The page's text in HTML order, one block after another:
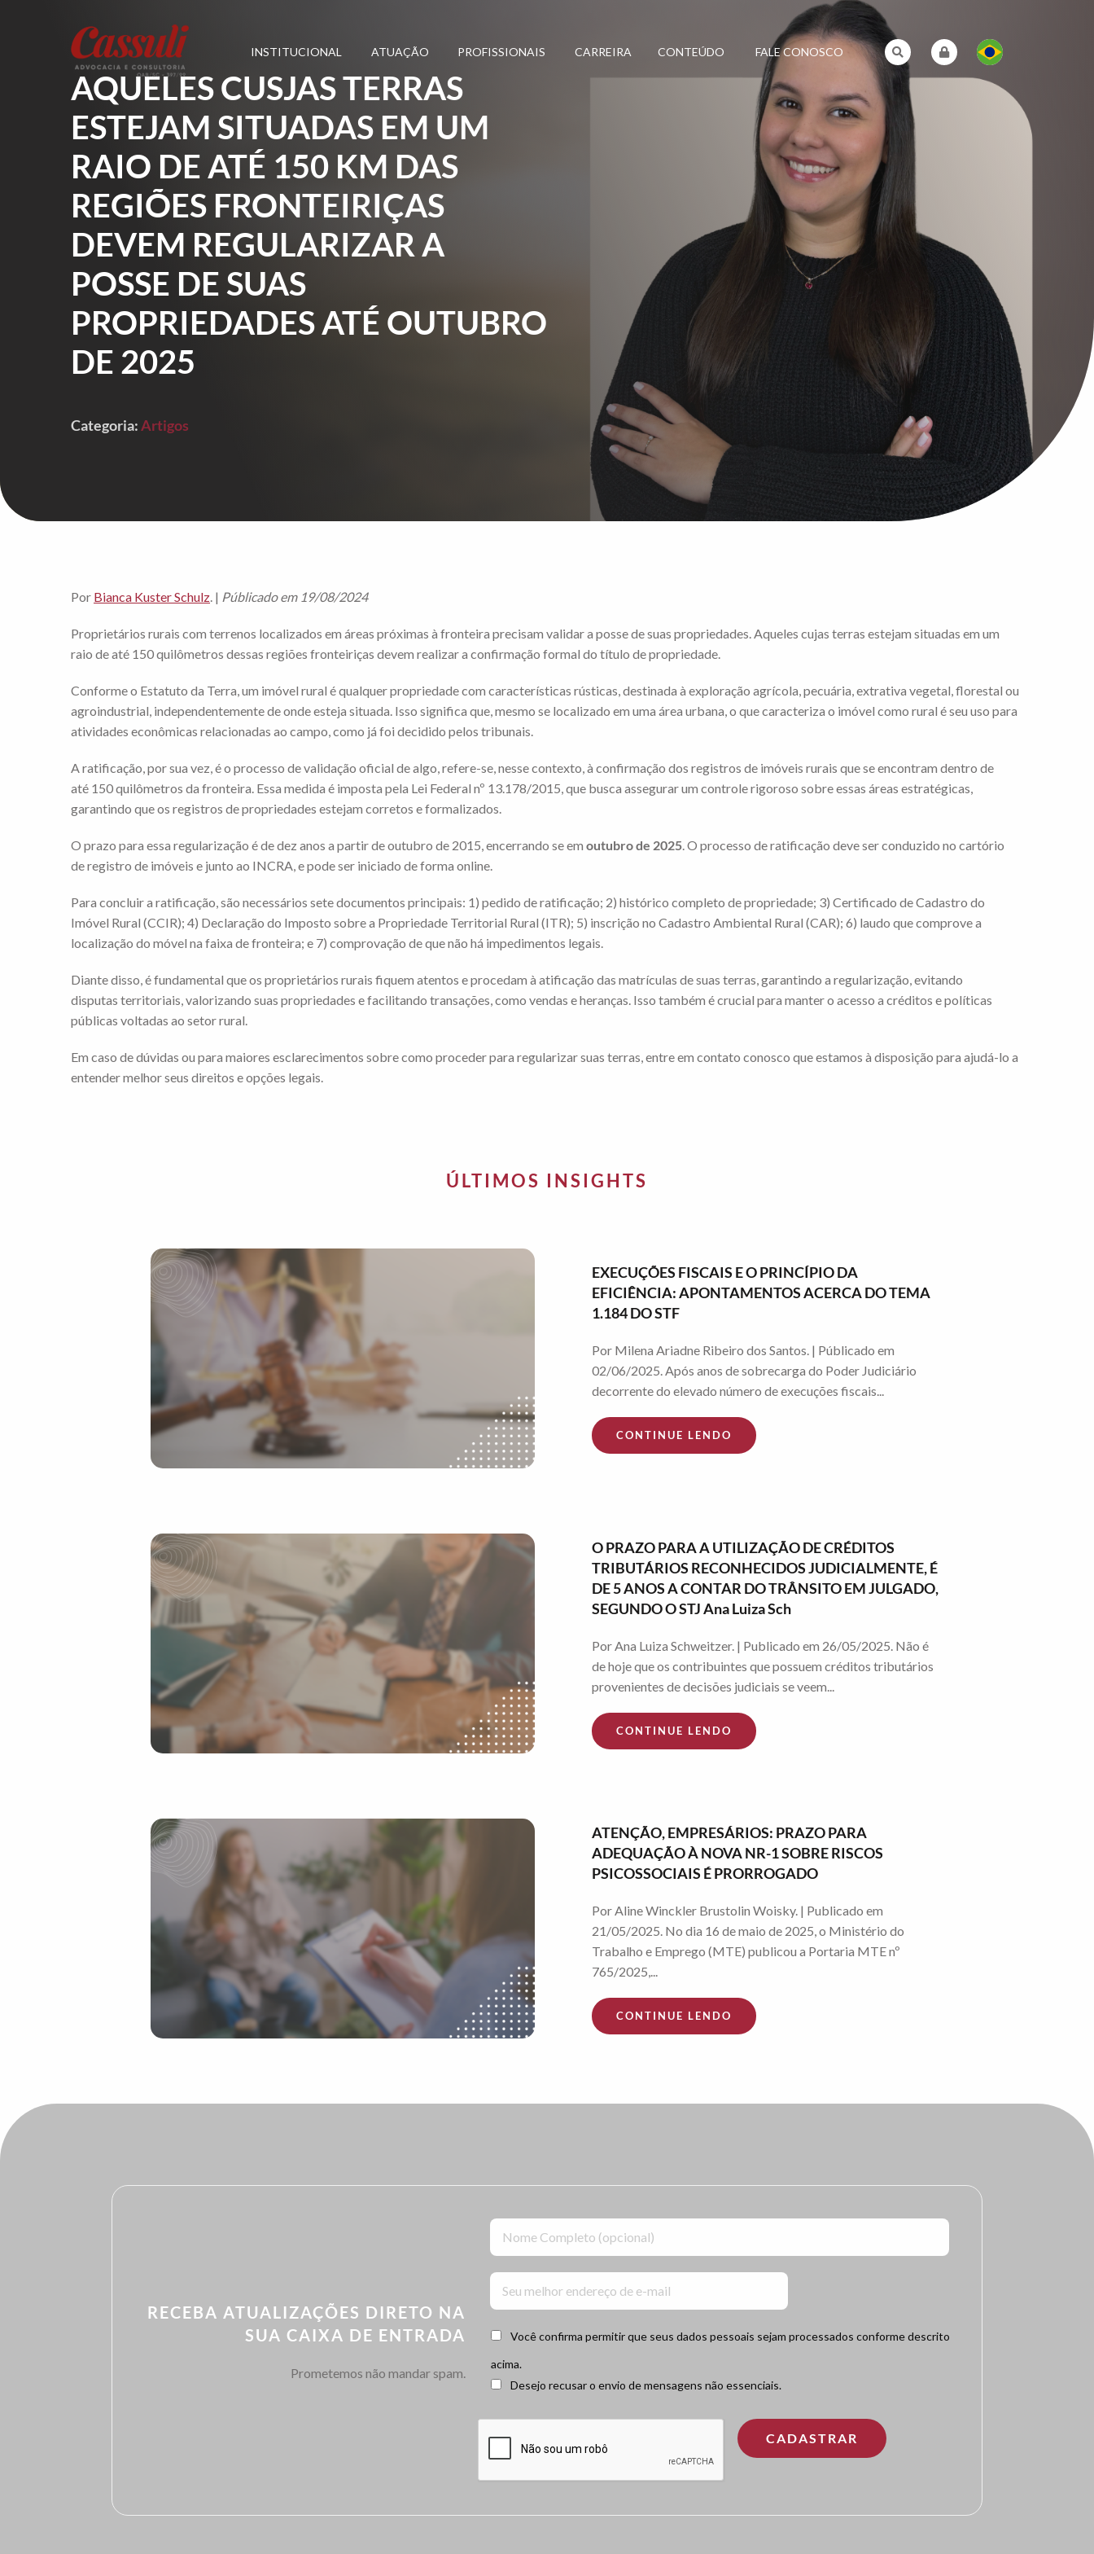
INSTITUCIONAL ATUAÇÃO PROFISSIONAIS CARREIRA CONTEÚDO FALE CONOSCO
AQUELES CUSJAS TERRAS
ESTEJAM SITUADAS EM UM
RAIO DE ATÉ 150 KM DAS
REGIÕES FRONTEIRIÇAS
DEVEM REGULARIZAR A
POSSE DE SUAS
PROPRIEDADES ATÉ OUTUBRO
DE 2025
Categoria:Artigos
Por Bianca Kuster Schulz. | Públicado em 19/08/2024
Proprietários rurais com terrenos localizados em áreas próximas à fronteira precisam validar a posse de suas propriedades. Aqueles cujas terras estejam situadas em um
raio de até 150 quilômetros dessas regiões fronteiriças devem realizar a confirmação formal do título de propriedade.
Conforme o Estatuto da Terra, um imóvel rural é qualquer propriedade com características rústicas, destinada à exploração agrícola, pecuária, extrativa vegetal, florestal ou
agroindustrial, independentemente de onde esteja situada. Isso significa que, mesmo se localizado em uma área urbana, o que caracteriza o imóvel como rural é seu uso para
atividades econômicas relacionadas ao campo, como já foi decidido pelos tribunais.
A ratificação, por sua vez, é o processo de validação oficial de algo, refere-se, nesse contexto, à confirmação dos registros de imóveis rurais que se encontram dentro de
até 150 quilômetros da fronteira. Essa medida é imposta pela Lei Federal nº 13.178/2015, que busca assegurar um controle rigoroso sobre essas áreas estratégicas,
garantindo que os registros de propriedades estejam corretos e formalizados.
O prazo para essa regularização é de dez anos a partir de outubro de 2015, encerrando se em outubro de 2025. O processo de ratificação deve ser conduzido no cartório
de registro de imóveis e junto ao INCRA, e pode ser iniciado de forma online.
Para concluir a ratificação, são necessários sete documentos principais: 1) pedido de ratificação; 2) histórico completo de propriedade; 3) Certificado de Cadastro do
Imóvel Rural (CCIR); 4) Declaração do Imposto sobre a Propriedade Territorial Rural (ITR); 5) inscrição no Cadastro Ambiental Rural (CAR); 6) laudo que comprove a
localização do móvel na faixa de fronteira; e 7) comprovação de que não há impedimentos legais.
Diante disso, é fundamental que os proprietários rurais fiquem atentos e procedam à atificação das matrículas de suas terras, garantindo a regularização, evitando
disputas territoriais, valorizando suas propriedades e facilitando transações, como vendas e heranças. Isso também é crucial para manter o acesso a créditos e políticas
públicas voltadas ao setor rural.
Em caso de dúvidas ou para maiores esclarecimentos sobre como proceder para regularizar suas terras, entre em contato conosco que estamos à disposição para ajudá-lo a
entender melhor seus direitos e opções legais.
ÚLTIMOS INSIGHTS
EXECUÇÕES FISCAIS E O PRINCÍPIO DA
EFICIÊNCIA: APONTAMENTOS ACERCA DO TEMA
1.184 DO STF
Por Milena Ariadne Ribeiro dos Santos. | Públicado em
02/06/2025. Após anos de sobrecarga do Poder Judiciário
decorrente do elevado número de execuções fiscais...
CONTINUE LENDO
O PRAZO PARA A UTILIZAÇÃO DE CRÉDITOS
TRIBUTÁRIOS RECONHECIDOS JUDICIALMENTE, É
DE 5 ANOS A CONTAR DO TRÂNSITO EM JULGADO,
SEGUNDO O STJ Ana Luiza Sch
Por Ana Luiza Schweitzer. | Publicado em 26/05/2025. Não é
de hoje que os contribuintes que possuem créditos tributários
provenientes de decisões judiciais se veem...
CONTINUE LENDO
ATENÇÃO, EMPRESÁRIOS: PRAZO PARA
ADEQUAÇÃO À NOVA NR-1 SOBRE RISCOS
PSICOSSOCIAIS É PRORROGADO
Por Aline Winckler Brustolin Woisky. | Publicado em
21/05/2025. No dia 16 de maio de 2025, o Ministério do
Trabalho e Emprego (MTE) publicou a Portaria MTE nº
765/2025,...
CONTINUE LENDO
RECEBA ATUALIZAÇÕES DIRETO NA
SUA CAIXA DE ENTRADA
Prometemos não mandar spam.
Você confirma permitir que seus dados pessoais sejam processados conforme descrito
acima.
Desejo recusar o envio de mensagens não essenciais.